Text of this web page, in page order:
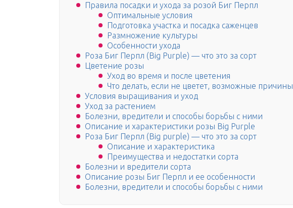
Правила посадки и ухода за розой Биг Перпл
Оптимальные условия
Подготовка участка и посадка саженцев
Размножение культуры
Особенности ухода
Роза Биг Перпл (Big Purple) — что это за сорт
Цветение розы
Уход во время и после цветения
Что делать, если не цветет, возможные причины
Условия выращивания и уход
Уход за растением
Болезни, вредители и способы борьбы с ними
Описание и характеристики розы Big Purple
Роза Биг Перпл (Big purple) — что это за сорт
Описание и характеристика
Преимущества и недостатки сорта
Болезни и вредители сорта
Описание розы Биг Перпл и ее особенности
Болезни, вредители и способы борьбы с ними